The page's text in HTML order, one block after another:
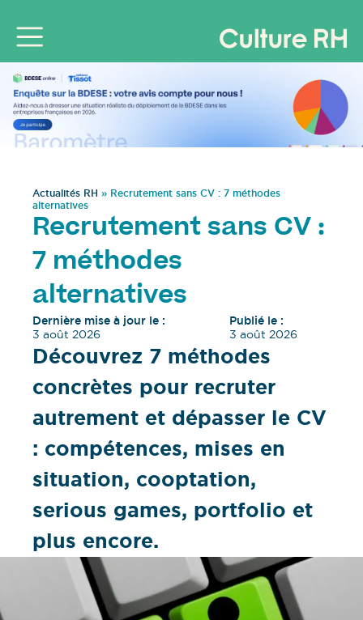
Actualités RH » Recrutement sans CV : 7 méthodes
alternatives
Recrutement sans CV :
7 méthodes
alternatives
Dernière mise à jour le :
3 août 2026
Publié le :
3 août 2026
Découvrez 7 méthodes
concrètes pour recruter
autrement et dépasser le CV
: compétences, mises en
situation, cooptation,
serious games, portfolio et
plus encore.